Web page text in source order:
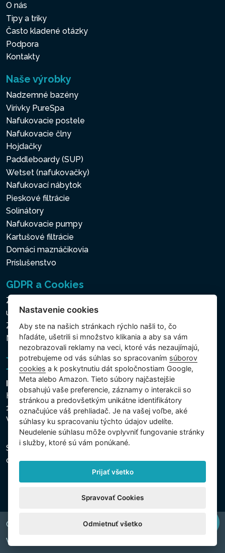
O nás
Tipy a triky
Často kladené otázky
Podpora
Kontakty
Naše výrobky
Nadzemné bazény
Vírivky PureSpa
Nafukovacie postele
Nafukovacie člny
Hojdačky
Paddleboardy (SUP)
Wetset (nafukovačky)
Nafukovací nábytok
Pieskové filtrácie
Solinátory
Nafukovacie pumpy
Kartušové filtrácie
Domáci maznáčikovia
Príslušenstvo
GDPR a Cookies
Zásady ochrany osobných a ďalších spracovávaných
údajov
Zásady používania súborov cookies
Nastavenie cookies
Intex Trading, s.r.o.
Hradecká 2526/3
130 00 Praha 3
Vinohrady - Česká republika
Spoločnosť je zapísaná na Mestskom súde v Prahe,
oddiel C, vložka 74759, IČO 26150808, DIČ CZ26150808.
Copyright © 2026 INTEX TRADING s.r.o. All rights reserved.
Web by
Nastavenie cookies
Aby ste na našich stránkach rýchlo našli to, čo
hľadáte, ušetrili si množstvo klikania a aby sa vám
nezobrazovali reklamy na veci, ktoré vás nezaujímajú,
potrebujeme od vás súhlas so spracovaním súborov
cookies a k poskytnutiu dát spoločnostiam Google,
Meta alebo Amazon. Tieto súbory najčastejšie
obsahujú vaše preferencie, záznamy o interakcii so
stránkou a predovšetkým unikátne identifikátory
označujúce váš prehliadač. Je na vašej voľbe, aké
súhlasy ku spracovaniu týchto údajov udelíte.
Neudelenie súhlasu mȏže ovplyvniť fungovanie stránky
i služby, ktoré sú vám ponúkané.
Prijať všetko
Spravovať Cookies
Odmietnuť všetko